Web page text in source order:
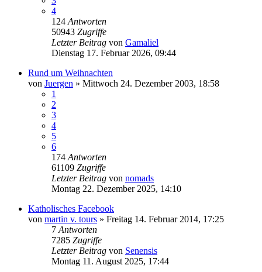
4
124 Antworten
50943 Zugriffe
Letzter Beitrag von Gamaliel
Dienstag 17. Februar 2026, 09:44
Rund um Weihnachten
von Juergen » Mittwoch 24. Dezember 2003, 18:58
1
2
3
4
5
6
174 Antworten
61109 Zugriffe
Letzter Beitrag von nomads
Montag 22. Dezember 2025, 14:10
Katholisches Facebook
von martin v. tours » Freitag 14. Februar 2014, 17:25
7 Antworten
7285 Zugriffe
Letzter Beitrag von Senensis
Montag 11. August 2025, 17:44